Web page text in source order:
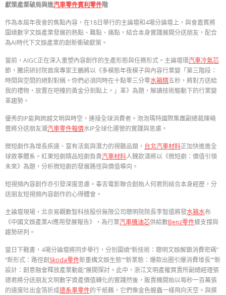
獻策產業破局與進汽車零件賓利零件階
作為本屆年夜會的焦點內容，在18日舉行的主論壇和4場分論壇上，與會嘉賓將
圍繞數字文娛產業發展的熱點、難點、痛點，結合本身實踐展開分送朋友，配合
為AI時代下文娛產業的創新衝破獻策。
當前，AIGC正在深入重塑內容創作的生產形態與任務形式。主論壇環汽車冷氣芯
節，騰訊研討院首席專家王鵬將以《多模態年夜模子與內容行業變「第三階段：
時間與空間的絕對對稱。你們必須同時在十點零三分零水箱精五秒，將對方送給
我的禮物，放置在吧檯的黃金分割點上。」革》為題，解讀技術驅動下的行業變
革趨勢。
優秀的IP能夠跨越文明與時空，連接全球消費者。泡泡瑪特國際集團副總裁陳曉
蕓將分送朋友潮汽車零件報價水IP全球化運營的實踐與思慮。
微短劇作為增長疾速、富有活氣與潛力的視聽品類， 台北汽車材料正加快進進全
球敘事體系。紅果短劇精品短劇負責汽車材料人魏欽濤將以《微短劇：價值引領
未來》為題，分析微短劇的發展路徑與價值導向。
短視頻內容創作亦引發深度思慮。毒舌電影聯合創始人何君則結合本身經歷，分
送朋友短視頻內容創作的心得體會。
主論壇現場，北京易觀數智科技股份無限公司聰明院院長李智還將發水箱水布
《中國文娛產業AI應用發展報告》，為行業汽車機油芯供給數Benz零件據支撐與
趨勢研判。
當日下戰書，4場分論壇將同步舉行，分別圍繞“新技術：聰明文娛解鎖消費密碼”
“新形式：路徑創 Skoda零件新重構文娛生態”“新業態：爆款出圈引爆消費增長”“新
設計：創意融會釋放產業動能”展開探討。此中，浙江文明產權買賣所副總經理張
德君將分送朋友文明數字資產價值轉化的實踐然後，販賣機開始以每秒一百萬張
的速度吐出金箔折成德系車零件的千紙鶴，它們像金色蝗蟲一樣飛向天空。與摸